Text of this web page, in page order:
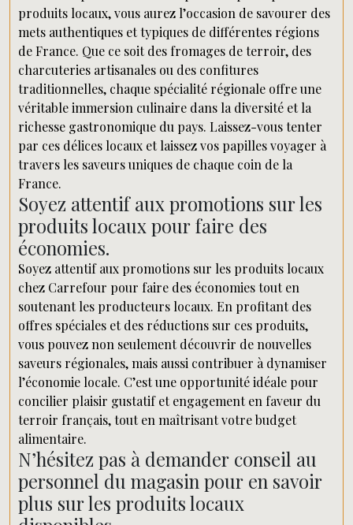
produits locaux, vous aurez l’occasion de savourer des
mets authentiques et typiques de différentes régions
de France. Que ce soit des fromages de terroir, des
charcuteries artisanales ou des confitures
traditionnelles, chaque spécialité régionale offre une
véritable immersion culinaire dans la diversité et la
richesse gastronomique du pays. Laissez-vous tenter
par ces délices locaux et laissez vos papilles voyager à
travers les saveurs uniques de chaque coin de la
France.
Soyez attentif aux promotions sur les
produits locaux pour faire des
économies.
Soyez attentif aux promotions sur les produits locaux
chez Carrefour pour faire des économies tout en
soutenant les producteurs locaux. En profitant des
offres spéciales et des réductions sur ces produits,
vous pouvez non seulement découvrir de nouvelles
saveurs régionales, mais aussi contribuer à dynamiser
l’économie locale. C’est une opportunité idéale pour
concilier plaisir gustatif et engagement en faveur du
terroir français, tout en maîtrisant votre budget
alimentaire.
N’hésitez pas à demander conseil au
personnel du magasin pour en savoir
plus sur les produits locaux